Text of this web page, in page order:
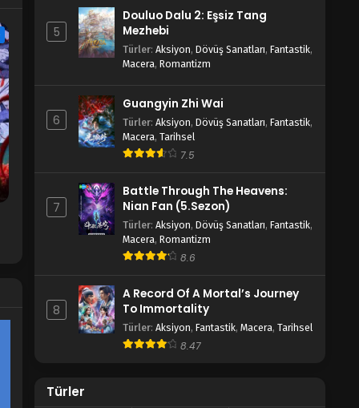
One Piece 1116.Bölüm izle
Blm 1116 - Ağustos 18, 2024
One Piece 1115.Bölüm izle
Blm 1115 - Ağustos 11, 2024
One Piece 1076.Bölüm
One Piece 1075.Bölüm
Blm 1075 - Eylül 10, 2023
One Piece 1074.Bölüm
Blm 1074 - Eylül 3, 2023
One Piece 1073.Bölüm
5
Douluo Dalu 2: Eşsiz Tang
Mezhebi
Türler: Aksiyon, Dövüş Sanatları, Fantastik,
Macera, Romantizm
6
Guangyin Zhi Wai
Türler: Aksiyon, Dövüş Sanatları, Fantastik,
Macera, Tarihsel
7.5
7
Battle Through The Heavens:
Nian Fan (5.Sezon)
Türler: Aksiyon, Dövüş Sanatları, Fantastik,
Macera, Romantizm
8.6
8
A Record Of A Mortal’s Journey
To Immortality
Türler: Aksiyon, Fantastik, Macera, Tarihsel
8.47
Türler